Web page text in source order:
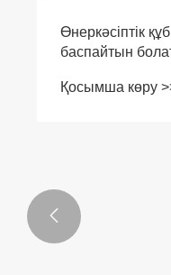
Өнеркәсіптік
баспайтын
Қосымша көру
